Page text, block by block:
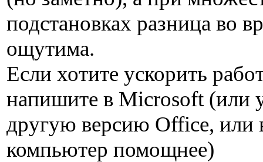
подстановках разница во
ощутима.
Если хотите ускорить
напишите в Microsoft (или
другую версию Office, или
компьютер помощнее)